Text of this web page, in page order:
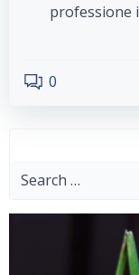
professione
0
Search